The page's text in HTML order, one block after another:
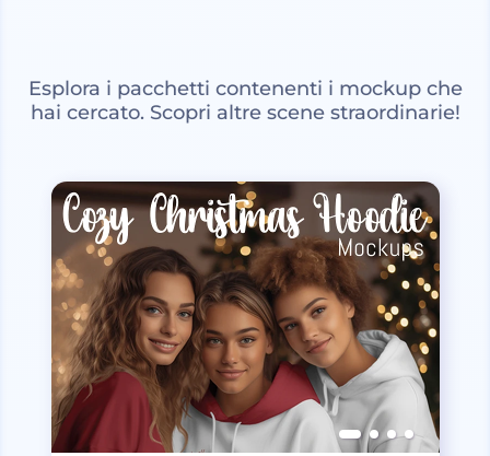
Esplora i pacchetti contenenti i mockup che
hai cercato. Scopri altre scene straordinarie!